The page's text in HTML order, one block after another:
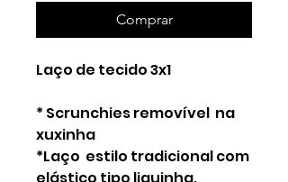
Comprar
Laço de tecido 3x1
* Scrunchies removível  na
xuxinha
*Laço  estilo tradicional com